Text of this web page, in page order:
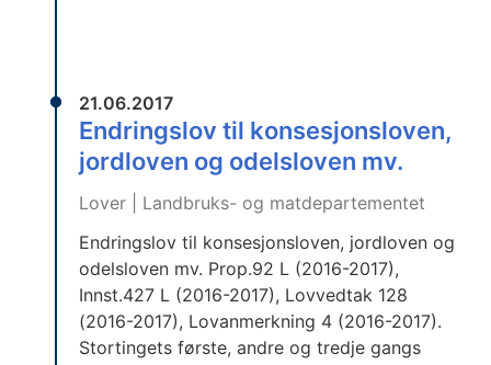
21.06.2017
Endringslov til konsesjonsloven,
jordloven og odelsloven mv.
Lover | Landbruks- og matdepartementet
Endringslov til konsesjonsloven, jordloven og
odelsloven mv. Prop.92 L (2016-2017),
Innst.427 L (2016-2017), Lovvedtak 128
(2016-2017), Lovanmerkning 4 (2016-2017).
Stortingets første, andre og tredje gangs